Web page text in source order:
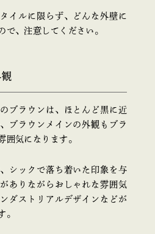
イルに限らず、どんな外壁に
で、注意してください。
ブラウンは、ほとんど黒に近
ブラウンメインの外観もブラ
囲気になります。
シックで落ち着いた印象を与
ありながらおしゃれな雰囲気
ダストリアルデザインなどが
。